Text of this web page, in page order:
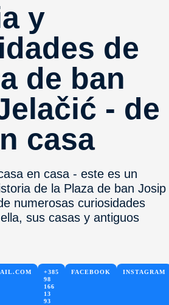
y
de
de ban
- de
casa
en casa - este es un
de la Plaza de ban Josip
numerosas curiosidades
sus casas y antiguos
+385
98
166
13
93
FACEBOOK INSTAGRAM